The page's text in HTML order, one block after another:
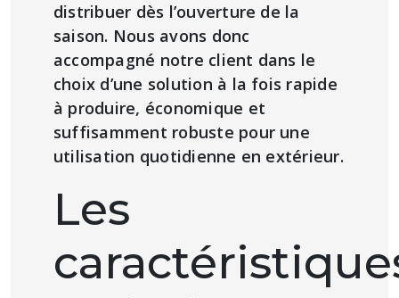
distribuer dès l’ouverture de la
saison. Nous avons donc
accompagné notre client dans le
choix d’une solution à la fois rapide
à produire, économique et
suffisamment robuste pour une
utilisation quotidienne en extérieur.
Les